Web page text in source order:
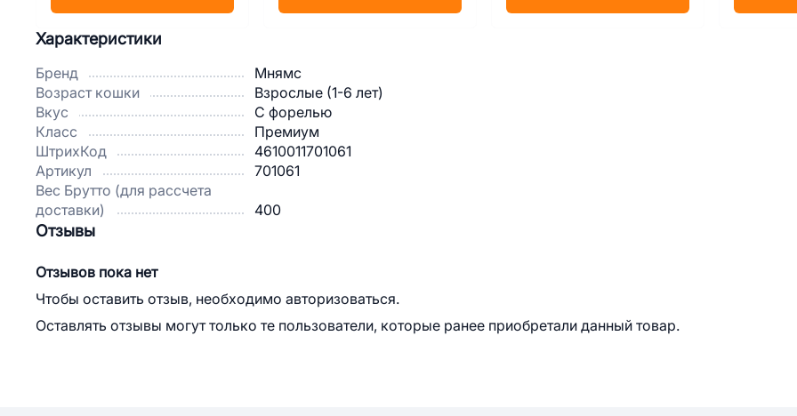
Характеристики
Бренд
Мнямс
Возраст кошки
Взрослые (1-6 лет)
Вкус
С форелью
Класс
Премиум
ШтрихКод
4610011701061
Артикул
701061
Вес Брутто (для рассчета
доставки)
400
Отзывы
Отзывов пока нет
Чтобы оставить отзыв, необходимо авторизоваться.
Оставлять отзывы могут только те пользователи, которые ранее приобретали данный товар.